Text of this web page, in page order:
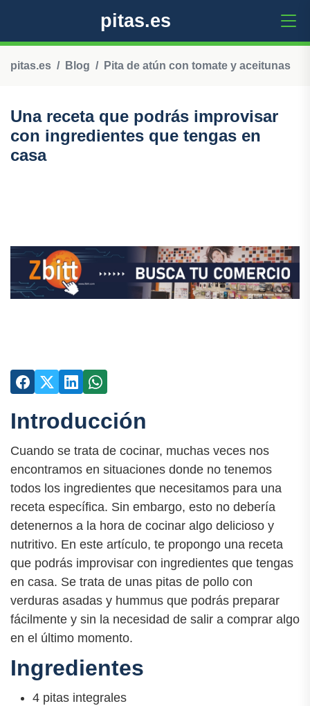
pitas.es
pitas.es Blog Pita de atún con tomate y aceitunas
Una receta que podrás improvisar
con ingredientes que tengas en
casa
Introducción
Cuando se trata de cocinar, muchas veces nos
encontramos en situaciones donde no tenemos
todos los ingredientes que necesitamos para una
receta específica. Sin embargo, esto no debería
detenernos a la hora de cocinar algo delicioso y
nutritivo. En este artículo, te propongo una receta
que podrás improvisar con ingredientes que tengas
en casa. Se trata de unas pitas de pollo con
verduras asadas y hummus que podrás preparar
fácilmente y sin la necesidad de salir a comprar algo
en el último momento.
Ingredientes
4 pitas integrales